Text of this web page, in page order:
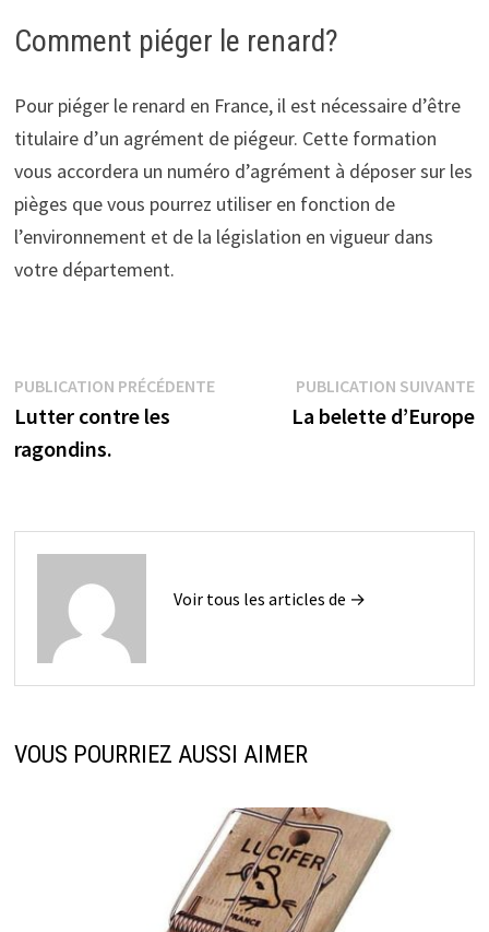
Comment piéger le renard?
Pour piéger le renard en France, il est nécessaire d’être
titulaire d’un agrément de piégeur. Cette formation
vous accordera un numéro d’agrément à déposer sur les
pièges que vous pourrez utiliser en fonction de
l’environnement et de la législation en vigueur dans
votre département.
Navigation
de
l’article
PUBLICATION PRÉCÉDENTEPublication
précédente :
Lutter contre les
ragondins.
PUBLICATION SUIVANTE
La belette d’Europe
Voir tous les articles de →
VOUS POURRIEZ AUSSI AIMER